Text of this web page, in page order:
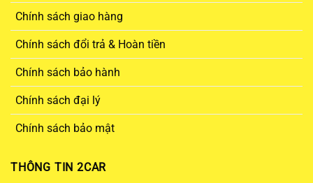
Chính sách giao hàng
Chính sách đổi trả & Hoàn tiền
Chính sách bảo hành
Chính sách đại lý
Chính sách bảo mật
THÔNG TIN 2CAR